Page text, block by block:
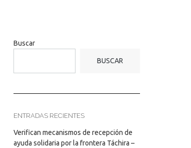
Buscar
BUSCAR
ENTRADAS RECIENTES
Verifican mecanismos de recepción de
ayuda solidaria por la frontera Táchira –